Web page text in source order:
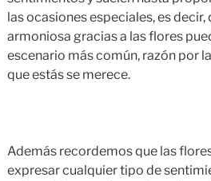
las ocasiones especiales, es
armoniosa gracias a las flores
escenario más común, razón por
que estás se merece.
Además recordemos que las
expresar cualquier tipo de